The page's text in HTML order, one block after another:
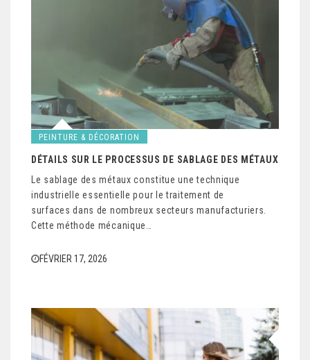
PEINTURE & DÉCORATION
DÉTAILS SUR LE PROCESSUS DE SABLAGE DES MÉTAUX
Le sablage des métaux constitue une technique
industrielle essentielle pour le traitement de
surfaces dans de nombreux secteurs manufacturiers.
Cette méthode mécanique…
FÉVRIER 17, 2026